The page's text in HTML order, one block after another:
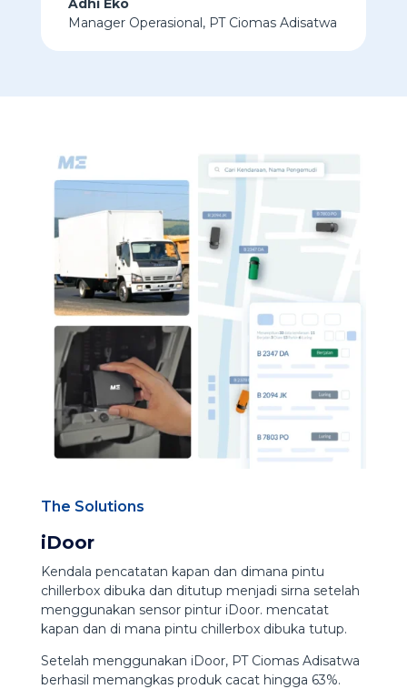
Adhi Eko
Manager Operasional, PT Ciomas Adisatwa
The Solutions
iDoor
Kendala pencatatan kapan dan dimana pintu
chillerbox dibuka dan ditutup menjadi sirna setelah
menggunakan sensor pintur iDoor. mencatat
kapan dan di mana pintu chillerbox dibuka tutup.
Setelah menggunakan iDoor, PT Ciomas Adisatwa
berhasil memangkas produk cacat hingga 63%.